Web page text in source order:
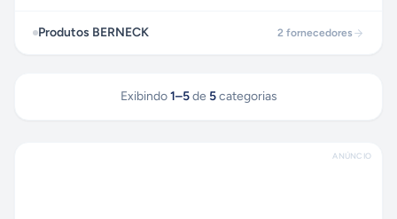
Produtos BERNECK 2 fornecedores
Exibindo 1–5 de 5 categorias
ANÚNCIO